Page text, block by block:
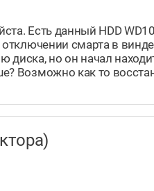
Есть данный HDD
отключении смарта в
диска, но он начал
Возможно как то